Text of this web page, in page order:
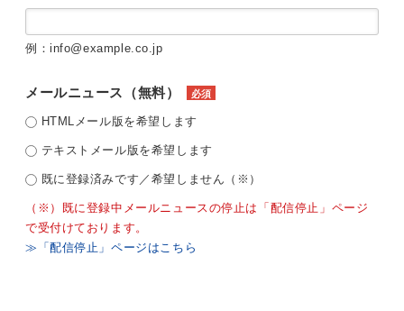
例：info@example.co.jp
メールニュース（無料） 必須
HTMLメール版を希望します
テキストメール版を希望します
既に登録済みです／希望しません（※）
（※）既に登録中メールニュースの停止は「配信停止」ページ
で受付けております。
≫「配信停止」ページはこちら